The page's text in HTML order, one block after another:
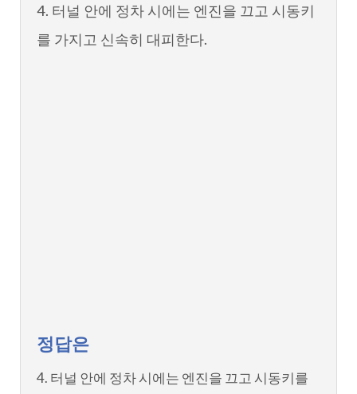
4. 터널 안에 정차 시에는 엔진을 끄고 시동키
를 가지고 신속히 대피한다.
정답은
4. 터널 안에 정차 시에는 엔진을 끄고 시동키를